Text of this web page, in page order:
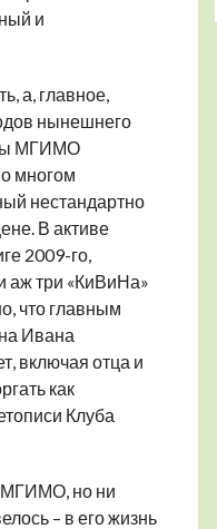
и
а, главное,
нынешнего
МГИМО
многом
нестандартно
В активе
2009-го,
аж три «КиВиНа»
что главным
Ивана
включая отца и
как
Клуба
МГИМО, но ни
– в его жизнь